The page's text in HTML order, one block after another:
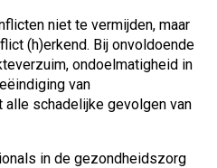
niet te vermijden, maar
(h)erkend. Bij onvoldoende
ondoelmatigheid in
van
schadelijke gevolgen van
in de gezondheidszorg